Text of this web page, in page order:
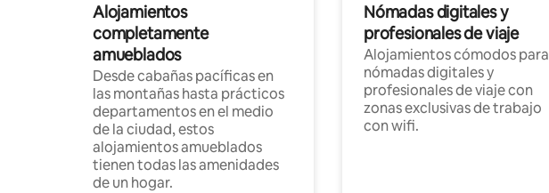
Alojamientos
completamente
amueblados
Desde cabañas pacíficas en
las montañas hasta prácticos
departamentos en el medio
de la ciudad, estos
alojamientos amueblados
tienen todas las amenidades
de un hogar.
Nómadas digitales y
profesionales de viaje
Alojamientos cómodos para
nómadas digitales y
profesionales de viaje con
zonas exclusivas de trabajo
con wifi.